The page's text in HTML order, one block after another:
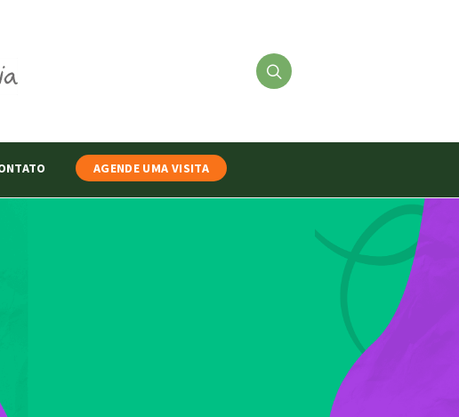
AGENDE UMA VISITA